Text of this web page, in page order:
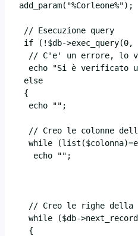
add_param("%Corleone%");
// Esecuzione query
if (!$db->exec_query(0,
// C'e' un errore, lo
echo "Si è verificato
else
{
  echo "";
// Creo le colonne
while
   echo "";
// Creo le righe della
while ($db-
  {